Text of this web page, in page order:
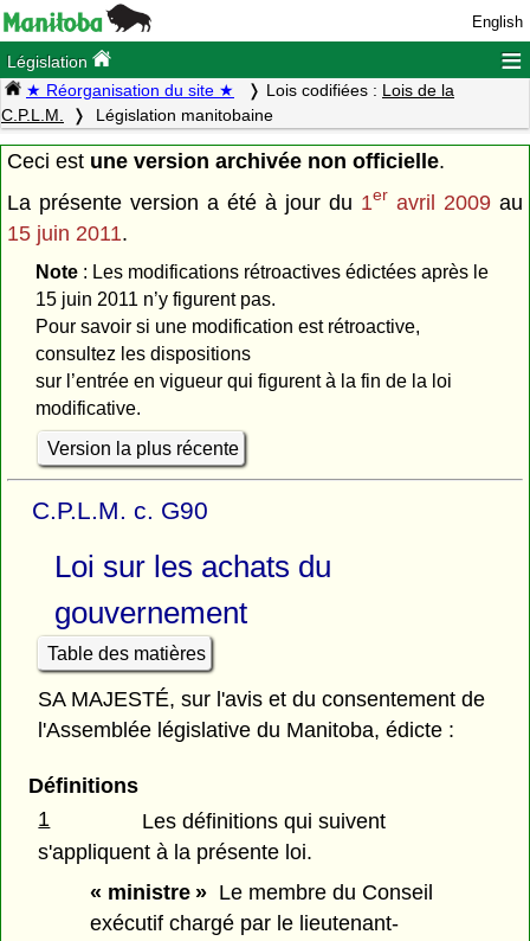
English
Législation ≡
★ Réorganisation du site ★ Lois codifiées : Lois de la
C.P.L.M.
Législation manitobaine
Ceci est une version archivée non officielle.
La présente version a été à jour du 1er avril 2009 au
15 juin 2011.
Note: Les modifications rétroactives édictées après le
15 juin 2011 n’y figurent pas.
Pour savoir si une modification est rétroactive,
consultez les dispositions
sur l’entrée en vigueur qui figurent à la fin de la loi
modificative.
Version la plus récente
C.P.L.M. c. G90
Loi sur les achats du
gouvernement
Table des matières
SA MAJESTÉ, sur l'avis et du consentement de
l'Assemblée législative du Manitoba, édicte :
Définitions
1
Les définitions qui suivent
s'appliquent à la présente loi.
« ministre » Le membre du Conseil
exécutif chargé par le lieutenant-